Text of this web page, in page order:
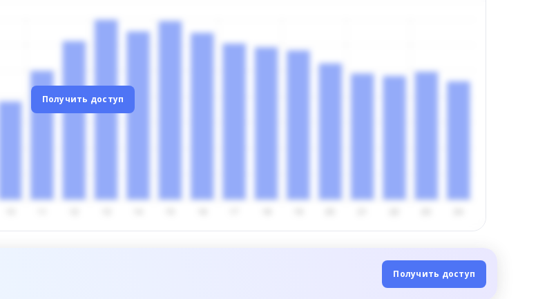
Получить доступ
Получить доступ